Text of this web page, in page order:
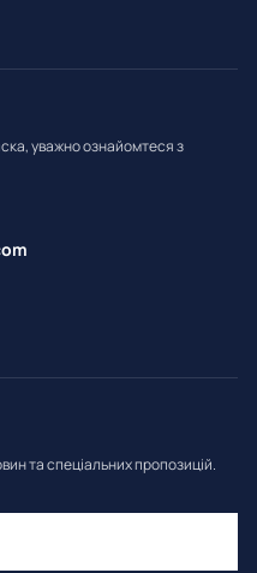
уважно ознайомтеся з
та спеціальних пропозицій.